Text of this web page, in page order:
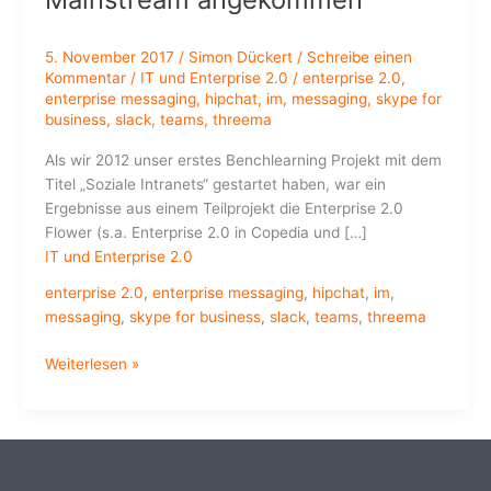
5. November 2017 / Simon Dückert / Schreibe einen
Kommentar / IT und Enterprise 2.0 / enterprise 2.0,
enterprise messaging, hipchat, im, messaging, skype for
business, slack, teams, threema
Als wir 2012 unser erstes Benchlearning Projekt mit dem
Titel „Soziale Intranets“ gestartet haben, war ein
Ergebnisse aus einem Teilprojekt die Enterprise 2.0
Flower (s.a. Enterprise 2.0 in Copedia und […]
IT und Enterprise 2.0
enterprise 2.0, enterprise messaging, hipchat, im,
messaging, skype for business, slack, teams, threema
Enterprise
Weiterlesen »